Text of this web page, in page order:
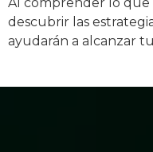
descubrir las
ayudarán a alcanzar